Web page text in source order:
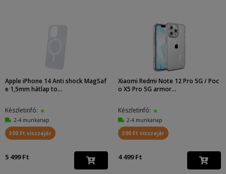
Apple iPhone 14 Anti shock MagSaf
e 1,5mm hátlap to...
Készletinfó:
2-4 munkanap
300 Ft visszajár
5 499 Ft
Xiaomi Redmi Note 12 Pro 5G / Poc
o X5 Pro 5G armor...
Készletinfó:
2-4 munkanap
300 Ft visszajár
4 499 Ft